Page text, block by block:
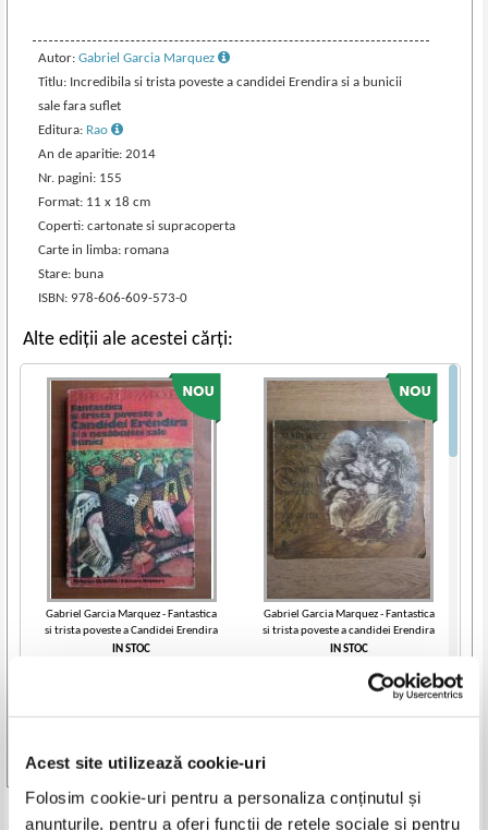
Acest site utilizează cookie-uri
Folosim cookie-uri pentru a personaliza conținutul și
anunțurile, pentru a oferi funcții de rețele sociale și pentru
Autor:Gabriel Garcia Marquez
Titlu: Incredibila si trista poveste a candidei Erendira si a bunicii
sale fara suflet
Editura: Rao
An de aparitie: 2014
Nr. pagini: 155
Format: 11 x 18 cm
Coperti: cartonate si supracoperta
Carte in limba: romana
Stare: buna
ISBN: 978-606-609-573-0
Alte ediții ale acestei cărți:
Gabriel Garcia Marquez - Fantastica
si trista poveste a Candidei Erendira
si a nesabuitei sale bunici
IN STOC
Gabriel Garcia Marquez - Fantastica
si trista poveste a candidei Erendira
si a nesabuitei sale bunici
IN STOC
Adaugă în coș
Vezi toate edițiile »
Produse din aceeasi categorie